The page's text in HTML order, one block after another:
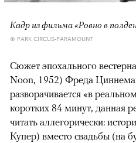
Кадр из фильма «Ровно в
© PARK CIRCUS-PARAMOUNT
Сюжет эпохального
Noon, 1952) Фреда
разворачивается «в
коротких 84 минут, данная
читать аллегорически:
Купер) вместо свадьбы (на